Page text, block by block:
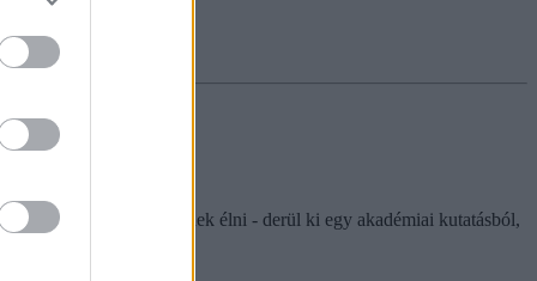
külföldön szeretnének élni - derül ki egy akadémiai kutatásból,